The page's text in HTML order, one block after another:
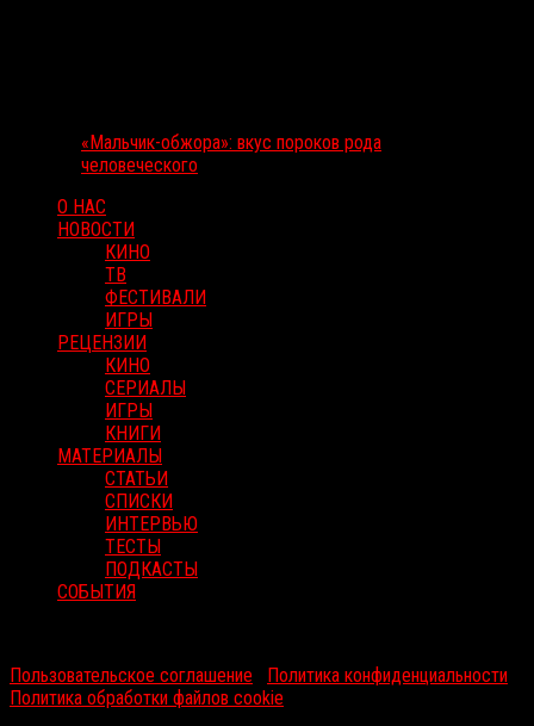
«Мальчик-обжора»: вкус пороков рода
человеческого
О НАС
НОВОСТИ
КИНО
ТВ
ФЕСТИВАЛИ
ИГРЫ
РЕЦЕНЗИИ
КИНО
СЕРИАЛЫ
ИГРЫ
КНИГИ
МАТЕРИАЛЫ
СТАТЬИ
СПИСКИ
ИНТЕРВЬЮ
ТЕСТЫ
ПОДКАСТЫ
СОБЫТИЯ
Пользовательское соглашение
Политика конфиденциальности
Политика обработки файлов cookie